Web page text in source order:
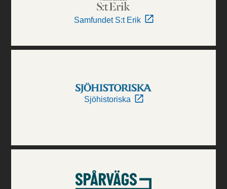
Samfundet S:t Erik
Sjöhistoriska